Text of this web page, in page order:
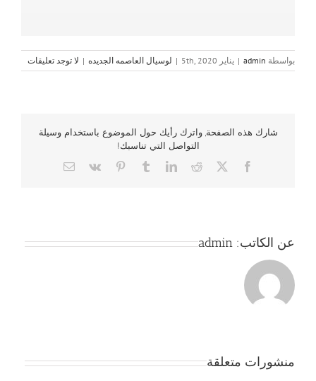
بواسطة admin
| يناير 5th, 2020 | لوسيال العاصمه الجديده | لا توجد تعليقات
شارك هذه الصفحة, واترك رأيك حول الموضوع باستخدام وسيلة
التواصل التي تناسبك!
Facebook
X
Reddit
LinkedIn
Tumblr
Pinterest
Vk
Email
عن الكاتب: admin
منشورات متعلقة